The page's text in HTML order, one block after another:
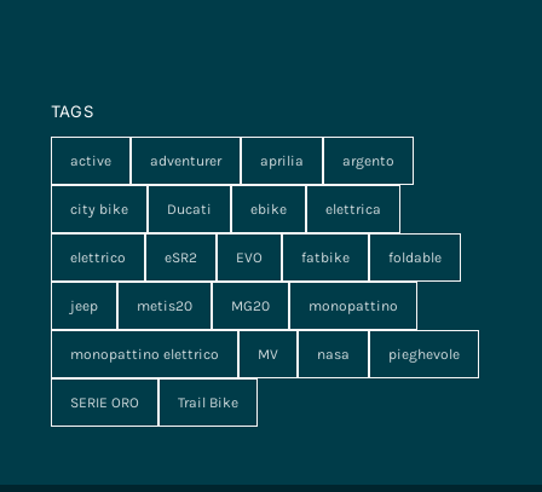
TAGS
active adventurer aprilia argento
city bike Ducati ebike elettrica
elettrico eSR2 EVO fatbike foldable
jeep metis20 MG20 monopattino
monopattino elettrico MV nasa pieghevole
SERIE ORO Trail Bike